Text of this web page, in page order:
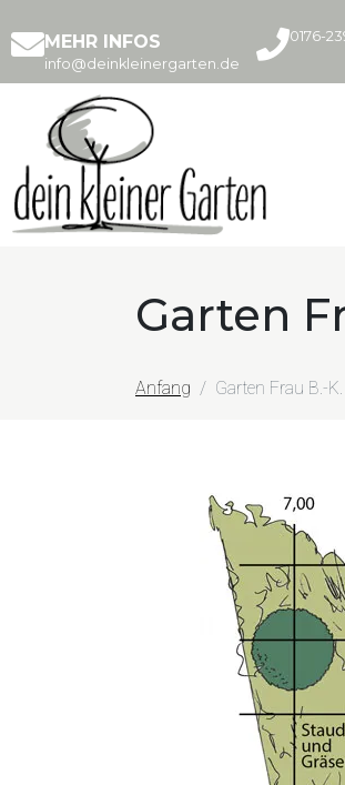
MEHR INFOS
info@deinkleinergarten.de
0176-
Garten
Anfang Garten Frau B.-K.